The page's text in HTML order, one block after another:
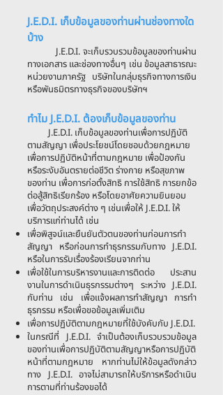
J.E.D.I. เก็บข้อมูลของท่านผ่านช่องทางใด
บ้าง
J.E.D.I. จะเก็บรวบรวมข้อมูลของท่านผ่าน
ทางเอกสาร และช่องทางอื่นๆ เช่น ข้อมูลสาธารณะ
หน่วยงานภาครัฐ บริษัทในกลุ่มธุรกิจทางการเงิน
หรือพันธมิตรทางธุรกิจของบริษัทฯ
ทำไม J.E.D.I. ต้องเก็บข้อมูลของท่าน
J.E.D.I. เก็บข้อมูลของท่านเพื่อการปฏิบัติ
ตามสัญญา เพื่อประโยชน์โดยชอบด้วยกฎหมาย
เพื่อการปฏิบัติหน้าที่ตามกฎหมาย เพื่อป้องกัน
หรือระงับอันตรายต่อชีวิต ร่างกาย หรือสุขภาพ
ของท่าน เพื่อการก่อตั้งสิทธิ การใช้สิทธิ การยกข้อ
ต่อสู้สิทธิเรียกร้อง หรือโดยอาศัยความยินยอม
เพื่อวัตถุประสงค์ต่าง ๆ เช่นเพื่อให้ J.E.D.I. ให้
บริการแก่ท่านได้ เช่น
เพื่อพิสูจน์และยืนยันตัวตนของท่านก่อนการทำ
สัญญา หรือก่อนการทำธุรกรรมกับทาง J.E.D.I.
หรือในการรับเรื่องร้องเรียนจากท่าน
เพื่อใช้ในการบริหารงานและการติดต่อ ประสาน
งานในการดำเนินธุรกรรมต่างๆ ระหว่าง J.E.D.I.
กับท่าน เช่น เพื่อแจ้งผลการทำสัญญา การทำ
ธุรกรรม หรือเพื่อขอข้อมูลเพิ่มเติม
เพื่อการปฏิบัติตามกฎหมายที่ใช้บังคับกับ J.E.D.I.
ในกรณีที่ J.E.D.I. จำเป็นต้องเก็บรวบรวมข้อมูล
ของท่านเพื่อการปฏิบัติตามสัญญาหรือการปฏิบัติ
หน้าที่ตามกฎหมาย หากท่านไม่ให้ข้อมูลดังกล่าว
ทาง J.E.D.I. อาจไม่สามารถให้บริการหรือดำเนิน
การตามที่ท่านร้องขอได้